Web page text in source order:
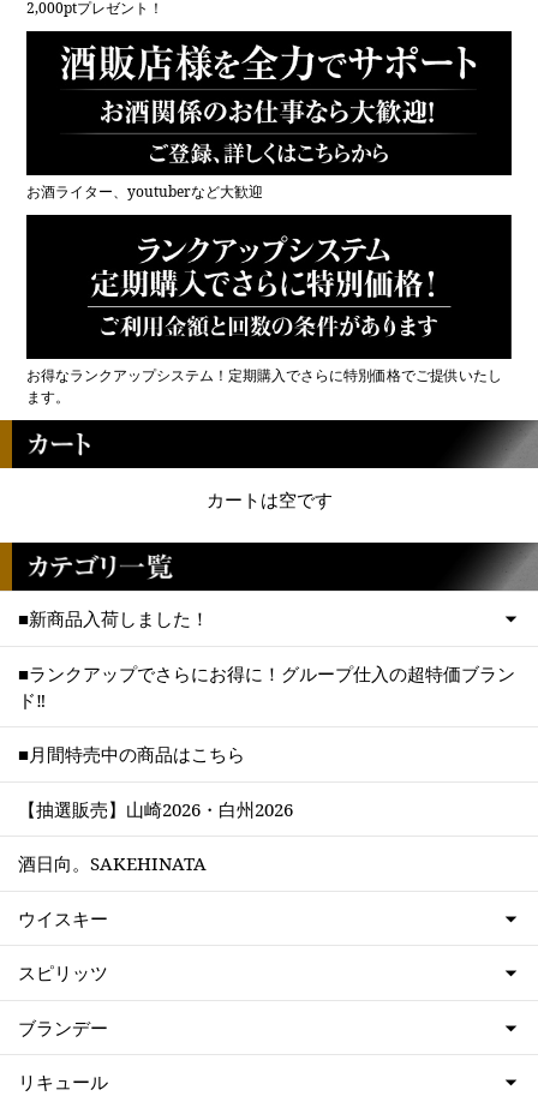
2,000ptプレゼント！
お酒ライター、youtuberなど大歓迎
お得なランクアップシステム！定期購入でさらに特別価格でご提供いたし
ます。
カートは空です
■新商品入荷しました！
■ランクアップでさらにお得に！グループ仕入の超特価ブラン
ド‼
■月間特売中の商品はこちら
【抽選販売】山崎2026・白州2026
酒日向。SAKEHINATA
ウイスキー
スピリッツ
ブランデー
リキュール